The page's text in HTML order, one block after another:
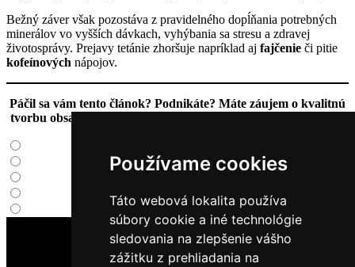
Používame cookies
Táto webová lokalita používa
súbory cookie a iné technológie
sledovania na zlepšenie vášho
zážitku z prehliadania na
Bežný záver však pozostáva z pravidelného dopĺňania potrebných
minerálov vo vyšších dávkach, vyhýbania sa stresu a zdravej
životosprávy. Prejavy tetánie zhoršuje napríklad aj fajčenie či pitie
kofeínových nápojov.
Páčil sa vám tento článok? Podnikáte? Máte záujem o kvalitnú
tvorbu obsahu aj na vašom webe? Neváhajte ma